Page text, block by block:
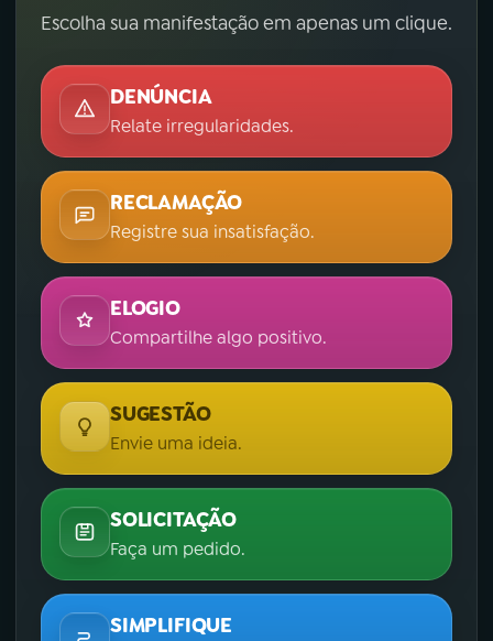
Escolha sua manifestação em apenas um clique.
DENÚNCIA
Relate irregularidades.
RECLAMAÇÃO
Registre sua insatisfação.
ELOGIO
Compartilhe algo positivo.
SUGESTÃO
Envie uma ideia.
SOLICITAÇÃO
Faça um pedido.
SIMPLIFIQUE